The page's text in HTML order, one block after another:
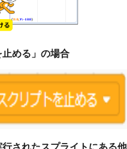
止める」の場合
行されたスプライトにある他